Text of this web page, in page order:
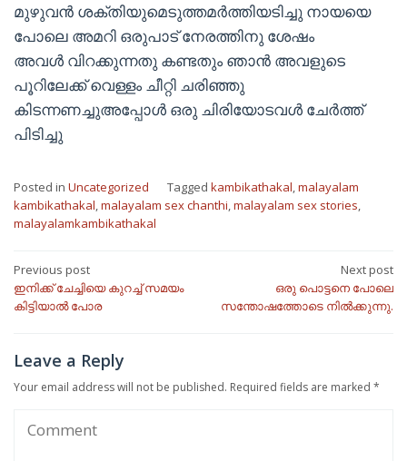
മുഴുവൻ ശക്തിയുമെടുത്തമർത്തിയടിച്ചു നായയെ
പോലെ അമറി ഒരുപാട് നേരത്തിനു ശേഷം
അവൾ വിറക്കുന്നതു കണ്ടതും ഞാൻ അവളുടെ
പൂറിലേക്ക് വെള്ളം ചീറ്റി ചരിഞ്ഞു
കിടന്നണച്ചുഅപ്പോൾ ഒരു ചിരിയോടവൾ ചേർത്ത്
പിടിച്ചു
Posted in Uncategorized Tagged kambikathakal,malayalam
kambikathakal,malayalam sex chanthi,malayalam sex stories,
malayalamkambikathakal
Post
navigation
Previous post
ഇനിക്ക് ചേച്ചിയെ കുറച്ച് സമയം
കിട്ടിയാൽ പോര
Next post
ഒരു പൊട്ടനെ പോലെ
സന്തോഷത്തോടെ നിൽക്കുന്നു.
Leave a Reply
Your email address will not be published. Required fields are marked *